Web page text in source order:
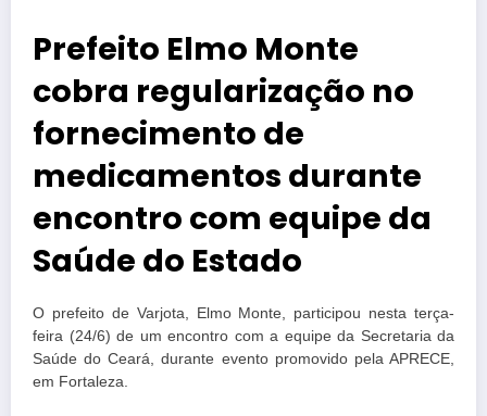
Prefeito Elmo Monte
cobra regularização no
fornecimento de
medicamentos durante
encontro com equipe da
Saúde do Estado
O prefeito de Varjota, Elmo Monte, participou nesta terça-
feira (24/6) de um encontro com a equipe da Secretaria da
Saúde do Ceará, durante evento promovido pela APRECE,
em Fortaleza.